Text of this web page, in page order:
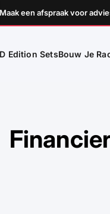
Maak een afspraak voor
Edition SetsBouw Je